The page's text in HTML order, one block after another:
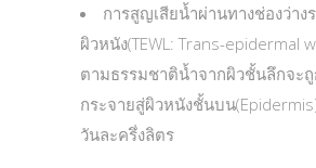
การสูญเสียน้ำผ่านทางช่องว่าง
ผิวหนัง(TEWL: Trans-epidermal
ตามธรรมชาติน้ำจากผิวชั้นลึกจะ
กระจายสู่ผิวหนังชั้นบน
วันละครึ่งลิตร